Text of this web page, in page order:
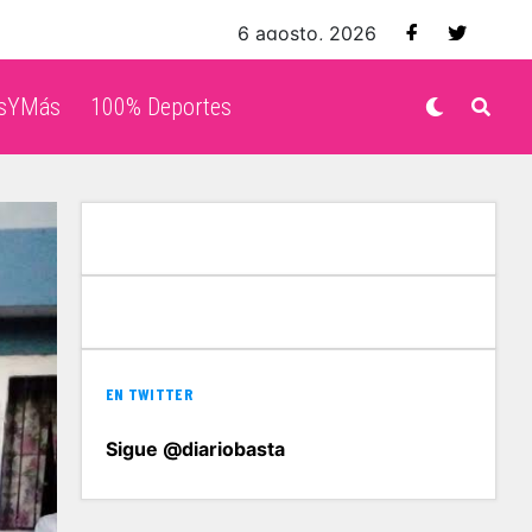
6 agosto, 2026
100% Deportes
EN TWITTER
Sigue @diariobasta